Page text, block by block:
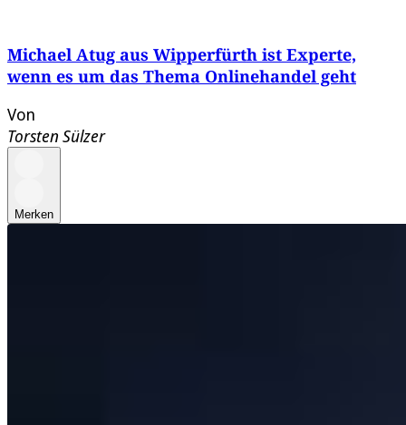
Michael Atug aus Wipperfürth ist Experte,
wenn es um das Thema Onlinehandel geht
Von
Torsten Sülzer
Merken